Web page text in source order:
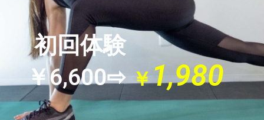
初回体験
￥6,600⇨ ￥1,980